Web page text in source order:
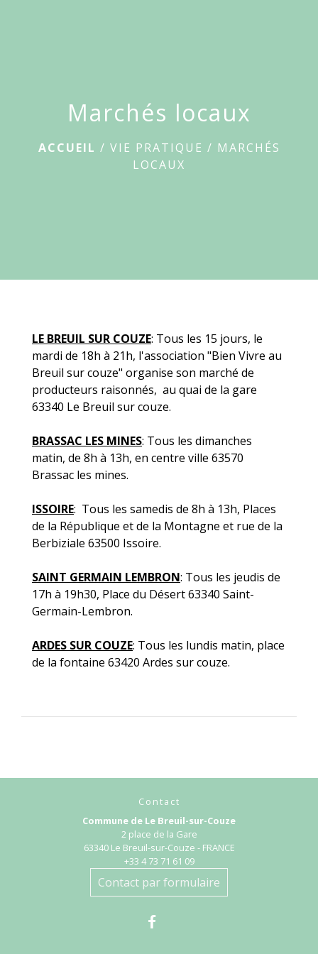
Marchés locaux
ACCUEIL / VIE PRATIQUE / MARCHÉS
LOCAUX
LE BREUIL SUR COUZE: Tous les 15 jours, le
mardi de 18h à 21h, l'association "Bien Vivre au
Breuil sur couze" organise son marché de
producteurs raisonnés, au quai de la gare
63340 Le Breuil sur couze.
BRASSAC LES MINES: Tous les dimanches
matin, de 8h à 13h, en centre ville 63570
Brassac les mines.
ISSOIRE: Tous les samedis de 8h à 13h, Places
de la République et de la Montagne et rue de la
Berbiziale 63500 Issoire.
SAINT GERMAIN LEMBRON: Tous les jeudis de
17h à 19h30, Place du Désert 63340 Saint-
Germain-Lembron.
ARDES SUR COUZE: Tous les lundis matin, place
de la fontaine 63420 Ardes sur couze.
Contact
Commune de Le Breuil-sur-Couze
2 place de la Gare
63340 Le Breuil-sur-Couze - FRANCE
+33 4 73 71 61 09
Contact par formulaire